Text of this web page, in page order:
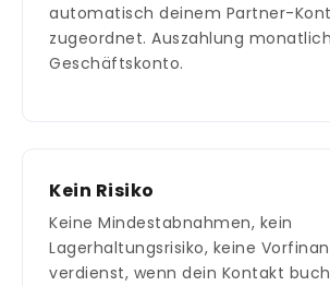
automatisch deinem Partner-
zugeordnet. Auszahlung
Geschäftskonto.
Kein Risiko
Keine Mindestabnahmen, kein
Lagerhaltungsrisiko, keine
verdienst, wenn dein Kontakt